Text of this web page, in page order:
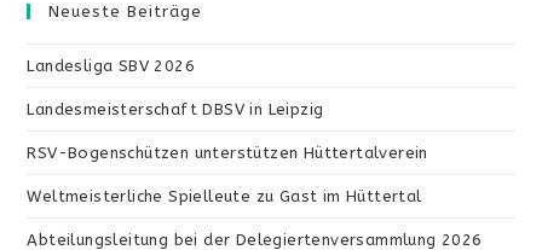
Neueste Beiträge
Landesliga SBV 2026
Landesmeisterschaft DBSV in Leipzig
RSV-Bogenschützen unterstützen Hüttertalverein
Weltmeisterliche Spielleute zu Gast im Hüttertal
Abteilungsleitung bei der Delegiertenversammlung 2026